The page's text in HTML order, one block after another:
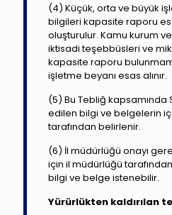
(4) Küçük, orta ve büyük
bilgileri kapasite raporu
oluşturulur. Kamu kurum
iktisadi teşebbüsleri ve
kapasite raporu
işletme beyanı esas alınır.
(5) Bu Tebliğ kapsamında
edilen bilgi ve belgelerin
tarafından belirlenir.
(6) İl müdürlüğü onayı
için il müdürlüğü
bilgi ve belge istenebilir.
Yürürlükten kaldırılan